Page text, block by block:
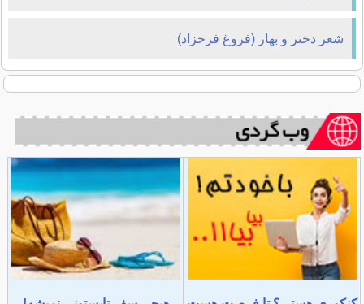
شعر دختر و بهار (فروغ فرحزاد)